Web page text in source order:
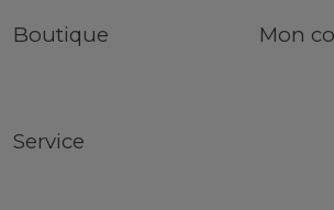
Boutique Mon
Service